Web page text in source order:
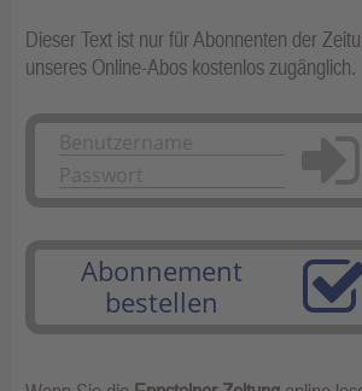
Dieser Text ist nur für Abonnenten der
unseres Online-Abos kostenlos zugänglich.
Anmelden
Abonnement
bestellen